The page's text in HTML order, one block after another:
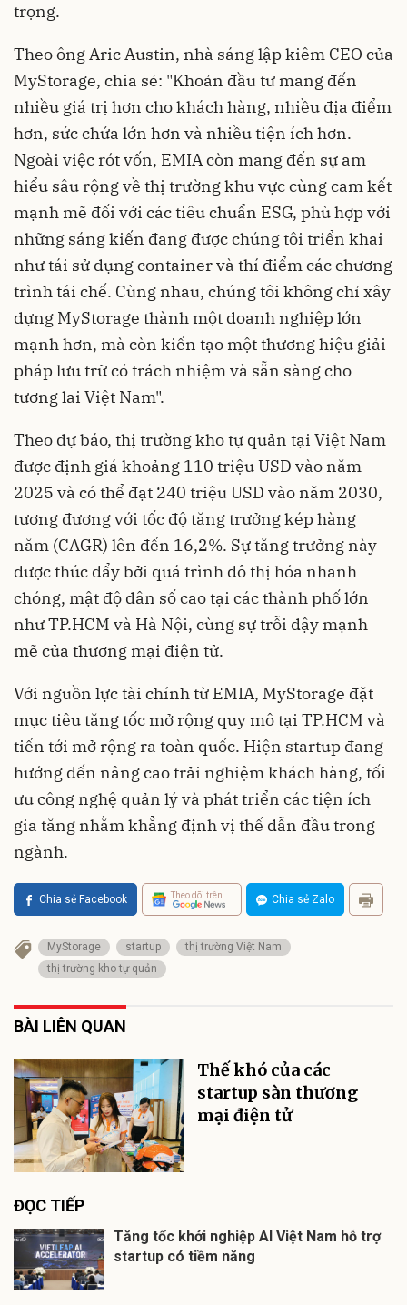
trọng.
Theo ông Aric Austin, nhà sáng lập kiêm CEO của
MyStorage, chia sẻ: "Khoản đầu tư mang đến
nhiều giá trị hơn cho khách hàng, nhiều địa điểm
hơn, sức chứa lớn hơn và nhiều tiện ích hơn.
Ngoài việc rót vốn, EMIA còn mang đến sự am
hiểu sâu rộng về thị trường khu vực cùng cam kết
mạnh mẽ đối với các tiêu chuẩn ESG, phù hợp với
những sáng kiến đang được chúng tôi triển khai
như tái sử dụng container và thí điểm các chương
trình tái chế. Cùng nhau, chúng tôi không chỉ xây
dựng MyStorage thành một doanh nghiệp lớn
mạnh hơn, mà còn kiến tạo một thương hiệu giải
pháp lưu trữ có trách nhiệm và sẵn sàng cho
tương lai Việt Nam".
Theo dự báo, thị trường kho tự quản tại Việt Nam
được định giá khoảng 110 triệu USD vào năm
2025 và có thể đạt 240 triệu USD vào năm 2030,
tương đương với tốc độ tăng trưởng kép hàng
năm (CAGR) lên đến 16,2%. Sự tăng trưởng này
được thúc đẩy bởi quá trình đô thị hóa nhanh
chóng, mật độ dân số cao tại các thành phố lớn
như TP.HCM và Hà Nội, cùng sự trỗi dậy mạnh
mẽ của thương mại điện tử.
Với nguồn lực tài chính từ EMIA, MyStorage đặt
mục tiêu tăng tốc mở rộng quy mô tại TP.HCM và
tiến tới mở rộng ra toàn quốc. Hiện startup đang
hướng đến nâng cao trải nghiệm khách hàng, tối
ưu công nghệ quản lý và phát triển các tiện ích
gia tăng nhằm khẳng định vị thế dẫn đầu trong
ngành.
Chia sẻ Facebook Theo dõi trên Chia sẻ Zalo
MyStorage startup
thị trường Việt Nam
thị trường kho tự quản
BÀI LIÊN QUAN
Thế khó của các
startup sàn thương
mại điện tử
ĐỌC TIẾP
Tăng tốc khởi nghiệp AI Việt Nam hỗ trợ
startup có tiềm năng